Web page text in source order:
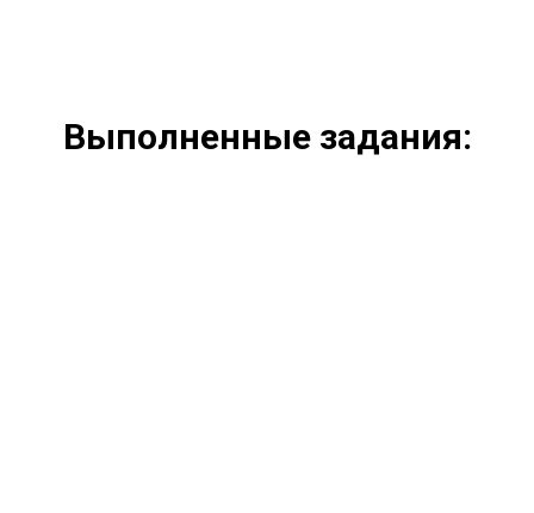
Выполненные задания: